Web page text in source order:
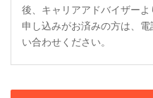
後、キャリアアドバイザー
申し込みがお済みの方は、
い合わせください。